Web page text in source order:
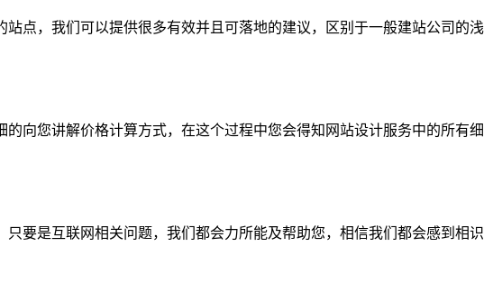
点，我们可以提供很多有效并且可落地的建议，区别于一般建站公司的
向您讲解价格计算方式，在这个过程中您会得知网站设计服务中的所有
要是互联网相关问题，我们都会力所能及帮助您，相信我们都会感到相